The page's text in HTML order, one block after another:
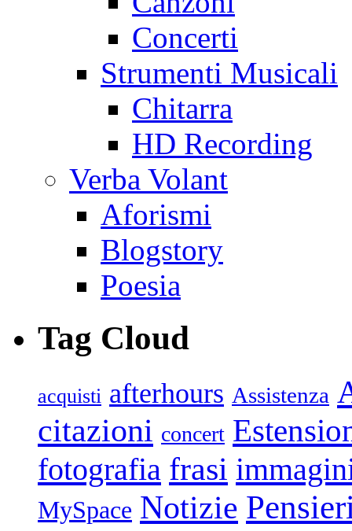
Concerti
Strumenti Musicali
Chitarra
HD Recording
Verba Volant
Aforismi
Blogstory
Poesia
Tag Cloud
acquisti afterhours Assistenza
citazioni concert
fotografia frasi
MySpace Notizie